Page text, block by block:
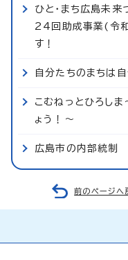
ひと・まち広島未来
24回助成事業(令和
す！
自分たちのまちは自
こむねっとひろし
ょう！～
広島市の内部統制
前のページへ